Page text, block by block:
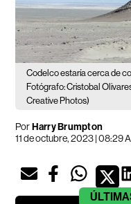
Codelco estaría cerca de
Fotógrafo: Cristobal
Creative Photos)
PorHarry Brumpton
11 de octubre, 2023 | 08:29